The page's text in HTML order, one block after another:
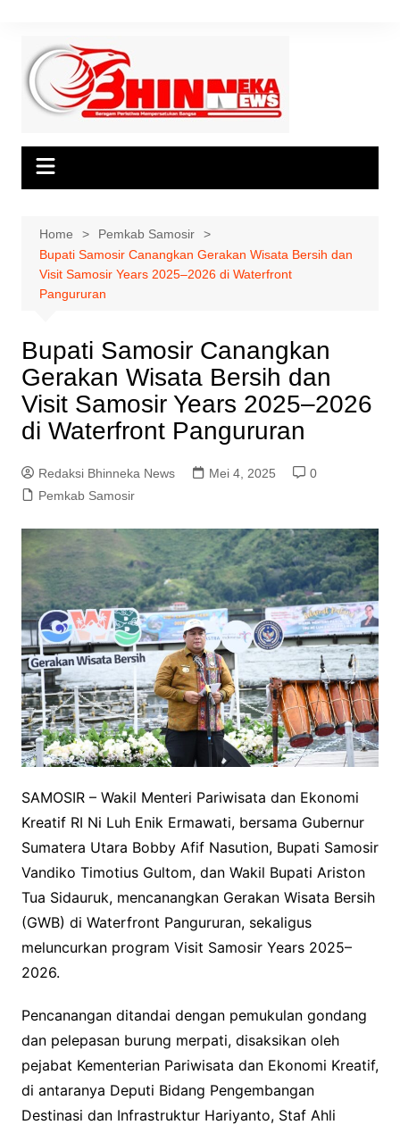
content
Home
Pemkab Samosir
Bupati Samosir Canangkan Gerakan Wisata Bersih dan
Visit Samosir Years 2025–2026 di Waterfront
Pangururan
Bupati Samosir Canangkan
Gerakan Wisata Bersih dan
Visit Samosir Years 2025–2026
di Waterfront Pangururan
Redaksi Bhinneka News Mei 4, 2025
0
Pemkab Samosir
SAMOSIR – Wakil Menteri Pariwisata dan Ekonomi
Kreatif RI Ni Luh Enik Ermawati, bersama Gubernur
Sumatera Utara Bobby Afif Nasution, Bupati Samosir
Vandiko Timotius Gultom, dan Wakil Bupati Ariston
Tua Sidauruk, mencanangkan Gerakan Wisata Bersih
(GWB) di Waterfront Pangururan, sekaligus
meluncurkan program Visit Samosir Years 2025–
2026.
Pencanangan ditandai dengan pemukulan gondang
dan pelepasan burung merpati, disaksikan oleh
pejabat Kementerian Pariwisata dan Ekonomi Kreatif,
di antaranya Deputi Bidang Pengembangan
Destinasi dan Infrastruktur Hariyanto, Staf Ahli